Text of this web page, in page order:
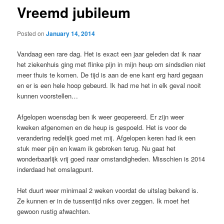
Vreemd jubileum
Posted onJanuary 14, 2014
Vandaag een rare dag. Het is exact een jaar geleden dat ik naar
het ziekenhuis ging met flinke pijn in mijn heup om sindsdien niet
meer thuis te komen. De tijd is aan de ene kant erg hard gegaan
en er is een hele hoop gebeurd. Ik had me het in elk geval nooit
kunnen voorstellen…
Afgelopen woensdag ben ik weer geopereerd. Er zijn weer
kweken afgenomen en de heup is gespoeld. Het is voor de
verandering redelijk goed met mij. Afgelopen keren had ik een
stuk meer pijn en kwam ik gebroken terug. Nu gaat het
wonderbaarlijk vrij goed naar omstandigheden. Misschien is 2014
inderdaad het omslagpunt.
Het duurt weer minimaal 2 weken voordat de uitslag bekend is.
Ze kunnen er in de tussentijd niks over zeggen. Ik moet het
gewoon rustig afwachten.